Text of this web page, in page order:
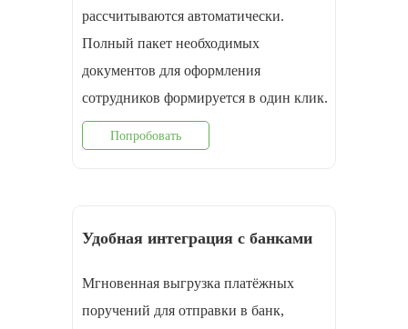
рассчитываются автоматически.
Полный пакет необходимых
документов для оформления
cотрудников формируется в один клик.
Попробовать
Удобная интеграция с банками
Мгновенная выгрузка платёжных
поручений для отправки в банк,